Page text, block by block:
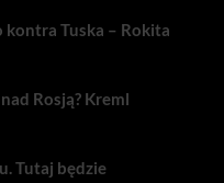
kontra Tuska – Rokita
Rosją? Kreml
Tutaj będzie